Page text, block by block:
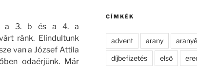
a 3. b és a 4. a
ránk. Elindultunk
van a József Attila
odaérjünk. Már
CÍMKÉK
advent arany
díjbefizetés első